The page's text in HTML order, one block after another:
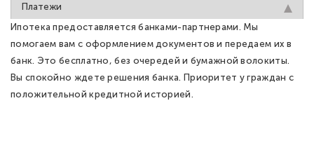
Платежи
Ипотека предоставляется банками-партнерами. Мы
помогаем вам с оформлением документов и передаем их в
банк. Это бесплатно, без очередей и бумажной волокиты.
Вы спокойно ждете решения банка. Приоритет у граждан с
положительной кредитной историей.